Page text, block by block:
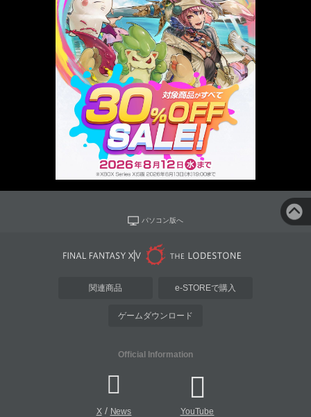
パソコン版へ
関連商品 e-STOREで購入
ゲームダウンロード
Official Information
X/ News YouTube